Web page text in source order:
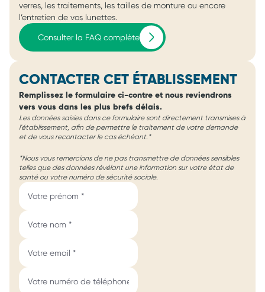
verres, les traitements, les tailles de monture ou encore
l’entretien de vos lunettes.
Consulter la FAQ complète
CONTACTER CET ÉTABLISSEMENT
Remplissez le formulaire ci-contre et nous reviendrons
vers vous dans les plus brefs délais.
Les données saisies dans ce formulaire sont directement transmises à
l'établissement, afin de permettre le traitement de votre demande
et de vous recontacter le cas échéant.*
*Nous vous remercions de ne pas transmettre de données sensibles
telles que des données révélant une information sur votre état de
santé ou votre numéro de sécurité sociale.